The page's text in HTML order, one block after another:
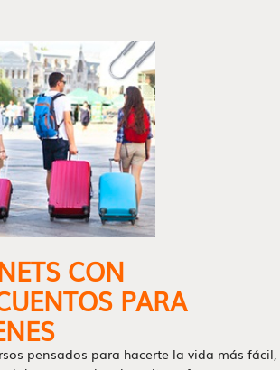
CON
PARA
pensados para hacerte la vida más fácil,